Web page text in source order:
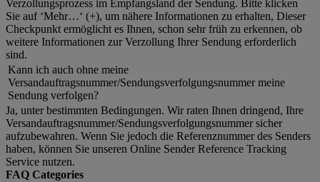
Verzollungsprozess im Empfangsland der Sendung. Bitte klicken
Sie auf ‘Mehr…‘ (+), um nähere Informationen zu erhalten, Dieser
Checkpunkt ermöglicht es Ihnen, schon sehr früh zu erkennen, ob
weitere Informationen zur Verzollung Ihrer Sendung erforderlich
sind.
Kann ich auch ohne meine
Versandauftragsnummer/Sendungsverfolgungsnummer meine
Sendung verfolgen?
Ja, unter bestimmten Bedingungen. Wir raten Ihnen dringend, Ihre
Versandauftragsnummer/Sendungsverfolgungsnummer sicher
aufzubewahren. Wenn Sie jedoch die Referenznummer des Senders
haben, können Sie unseren Online Sender Reference Tracking
Service nutzen.
FAQ Categories